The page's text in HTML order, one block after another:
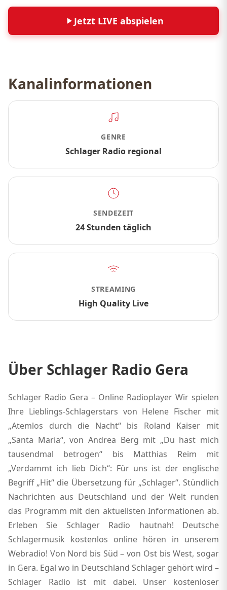
Jetzt LIVE abspielen
Kanalinformationen
GENRE
Schlager Radio regional
SENDEZEIT
24 Stunden täglich
STREAMING
High Quality Live
Über Schlager Radio Gera
Schlager Radio Gera – Online Radioplayer Wir spielen
Ihre Lieblings-Schlagerstars von Helene Fischer mit
„Atemlos durch die Nacht“ bis Roland Kaiser mit
„Santa Maria“, von Andrea Berg mit „Du hast mich
tausendmal betrogen“ bis Matthias Reim mit
„Verdammt ich lieb Dich“: Für uns ist der englische
Begriff „Hit“ die Übersetzung für „Schlager“. Stündlich
Nachrichten aus Deutschland und der Welt runden
das Programm mit den aktuellsten Informationen ab.
Erleben Sie Schlager Radio hautnah! Deutsche
Schlagermusik kostenlos online hören in unserem
Webradio! Von Nord bis Süd – von Ost bis West, sogar
in Gera. Egal wo in Deutschland Schlager gehört wird –
Schlager Radio ist mit dabei. Unser kostenloser